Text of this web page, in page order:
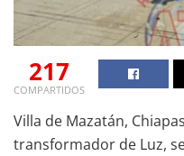
217
COMPARTIDOS
Villa de Mazatán,
transformador de Luz,